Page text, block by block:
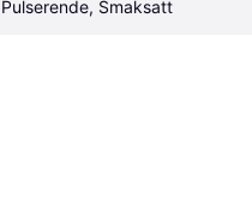
Pulserende, Smaksatt